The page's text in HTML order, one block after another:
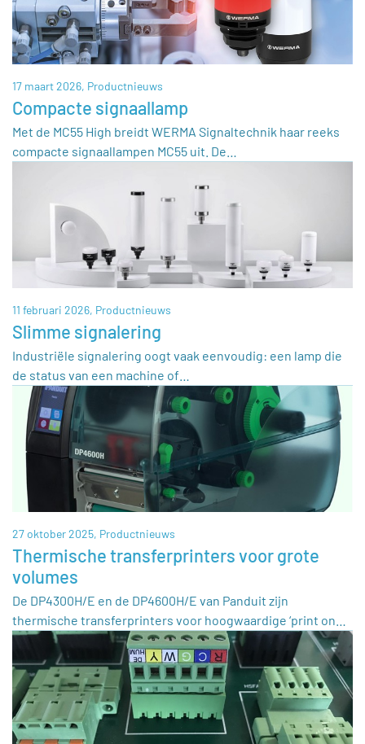
17 maart 2026, Productnieuws
Compacte signaallamp
Met de MC55 High breidt WERMA Signaltechnik haar reeks
compacte signaallampen MC55 uit. De…
11 februari 2026, Productnieuws
Slimme signalering
Industriële signalering oogt vaak eenvoudig: een lamp die
de status van een machine of…
27 oktober 2025, Productnieuws
Thermische transferprinters voor grote
volumes
De DP4300H/E en de DP4600H/E van Panduit zijn
thermische transferprinters voor hoogwaardige ‘print on…